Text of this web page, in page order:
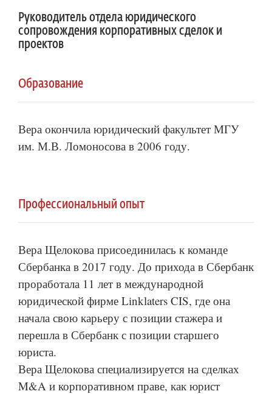
Руководитель отдела юридического
сопровождения корпоративных сделок и
проектов
Образование
Вера окончила юридический факультет МГУ
им. М.В. Ломоносова в 2006 году.
Профессиональный опыт
Вера Щелокова присоединилась к команде
Сбербанка в 2017 году. До прихода в Сбербанк
проработала 11 лет в международной
юридической фирме Linklaters CIS, где она
начала свою карьеру с позиции стажера и
перешла в Сбербанк с позиции старшего
юриста.
Вера Щелокова специализируется на сделках
M&A и корпоративном праве, как юрист